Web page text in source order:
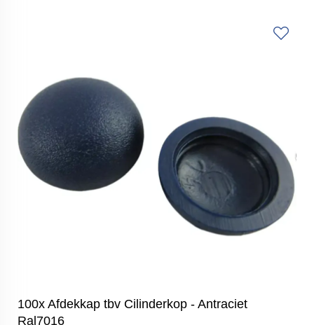
100x Afdekkap tbv Cilinderkop - Antraciet
Ral7016